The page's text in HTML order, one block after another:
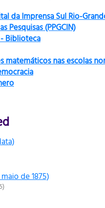
da Imprensa Sul Rio-
Pesquisas (PPGCIN)
Biblioteca
matemáticos nas escolas
de 1875)
)